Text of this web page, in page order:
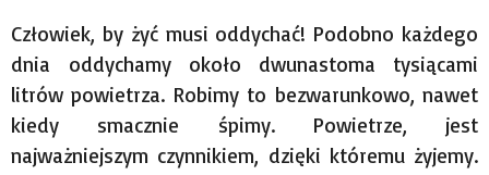
Człowiek, by żyć musi oddychać! Podobno każdego
dnia oddychamy około dwunastoma tysiącami
litrów powietrza. Robimy to bezwarunkowo, nawet
kiedy smacznie śpimy. Powietrze, jest
najważniejszym czynnikiem, dzięki któremu żyjemy.